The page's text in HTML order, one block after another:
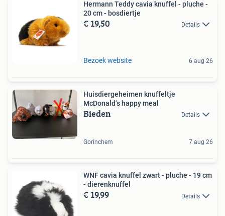
Hermann Teddy cavia knuffel - pluche -
20 cm - bosdiertje
€ 19,50 Details
Bezoek website 6 aug 26
Huisdiergeheimen knuffeltje
McDonald‘s happy meal
Bieden Details
Gorinchem 7 aug 26
WNF cavia knuffel zwart - pluche - 19 cm
- dierenknuffel
€ 19,99 Details